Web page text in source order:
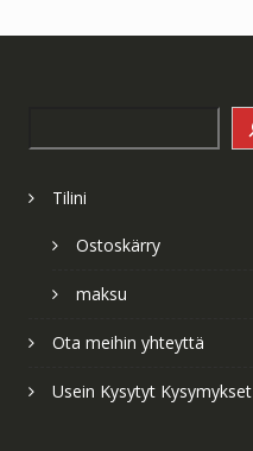
Tilini
Ostoskärry
maksu
Ota meihin yhteyttä
Usein Kysytyt Kysymykset